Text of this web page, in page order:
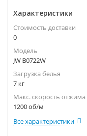
Характеристики
Стоимость доставки
0
Модель
JW B0722W
Загрузка белья
7 кг
Макс. скорость отжима
1200 об/м
Все характеристики